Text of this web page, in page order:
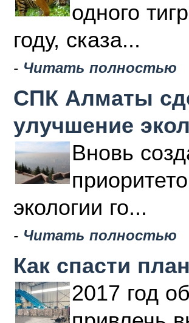
одного
году, сказа...
- Читать полностью
СПК Алматы
улучшение
Вновь
экологии го...
- Читать полностью
Как спасти
2017 год